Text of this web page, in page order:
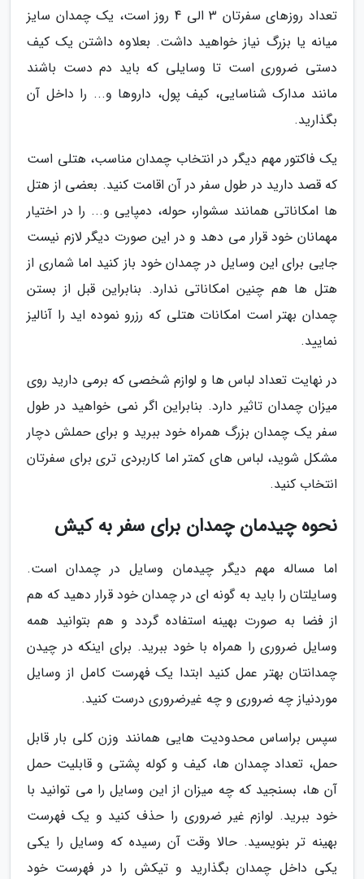
تعداد روزهای سفرتان 3 الی 4 روز است، یک چمدان سایز
میانه یا بزرگ نیاز خواهید داشت. بعلاوه داشتن یک کیف
دستی ضروری است تا وسایلی که باید دم دست باشند
مانند مدارک شناسایی، کیف پول، داروها و... را داخل آن
بگذارید.
یک فاکتور مهم دیگر در انتخاب چمدان مناسب، هتلی است
که قصد دارید در طول سفر در آن اقامت کنید. بعضی از هتل
ها امکاناتی همانند سشوار، حوله، دمپایی و... را در اختیار
مهمانان خود قرار می دهد و در این صورت دیگر لازم نیست
جایی برای این وسایل در چمدان خود باز کنید اما شماری از
هتل ها هم چنین امکاناتی ندارد. بنابراین قبل از بستن
چمدان بهتر است امکانات هتلی که رزرو نموده اید را آنالیز
نمایید.
در نهایت تعداد لباس ها و لوازم شخصی که برمی دارید روی
میزان چمدان تاثیر دارد. بنابراین اگر نمی خواهید در طول
سفر یک چمدان بزرگ همراه خود ببرید و برای حملش دچار
مشکل شوید، لباس های کمتر اما کاربردی تری برای سفرتان
انتخاب کنید.
نحوه چیدمان چمدان برای سفر به کیش
اما مساله مهم دیگر چیدمان وسایل در چمدان است.
وسایلتان را باید به گونه ای در چمدان خود قرار دهید که هم
از فضا به صورت بهینه استفاده گردد و هم بتوانید همه
وسایل ضروری را همراه با خود ببرید. برای اینکه در چیدن
چمدانتان بهتر عمل کنید ابتدا یک فهرست کامل از وسایل
موردنیاز چه ضروری و چه غیرضروری درست کنید.
سپس براساس محدودیت هایی همانند وزن کلی بار قابل
حمل، تعداد چمدان ها، کیف و کوله پشتی و قابلیت حمل
آن ها، بسنجید که چه میزان از این وسایل را می توانید با
خود ببرید. لوازم غیر ضروری را حذف کنید و یک فهرست
بهینه تر بنویسید. حالا وقت آن رسیده که وسایل را یکی
یکی داخل چمدان بگذارید و تیکش را در فهرست خود